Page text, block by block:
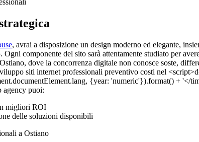
, avrai a disposizione un design moderno ed elegante,
Ogni componente del sito sarà attentamente studiato per
dove la concorrenza digitale non conosce soste,
agency puoi:
migliori ROI
delle soluzioni disponibili
a Ostiano